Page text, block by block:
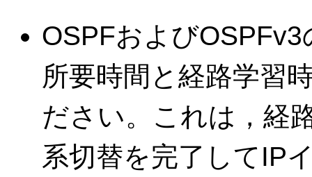
OSPFおよび
所要時間と経路学習
ださい。これは，経
系切替を完了してIP